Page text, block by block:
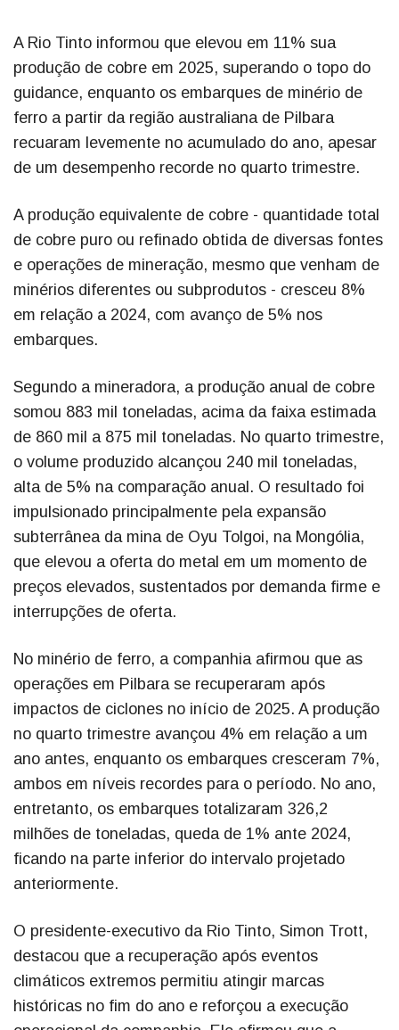
A Rio Tinto informou que elevou em 11% sua
produção de cobre em 2025, superando o topo do
guidance, enquanto os embarques de minério de
ferro a partir da região australiana de Pilbara
recuaram levemente no acumulado do ano, apesar
de um desempenho recorde no quarto trimestre.
A produção equivalente de cobre - quantidade total
de cobre puro ou refinado obtida de diversas fontes
e operações de mineração, mesmo que venham de
minérios diferentes ou subprodutos - cresceu 8%
em relação a 2024, com avanço de 5% nos
embarques.
Segundo a mineradora, a produção anual de cobre
somou 883 mil toneladas, acima da faixa estimada
de 860 mil a 875 mil toneladas. No quarto trimestre,
o volume produzido alcançou 240 mil toneladas,
alta de 5% na comparação anual. O resultado foi
impulsionado principalmente pela expansão
subterrânea da mina de Oyu Tolgoi, na Mongólia,
que elevou a oferta do metal em um momento de
preços elevados, sustentados por demanda firme e
interrupções de oferta.
No minério de ferro, a companhia afirmou que as
operações em Pilbara se recuperaram após
impactos de ciclones no início de 2025. A produção
no quarto trimestre avançou 4% em relação a um
ano antes, enquanto os embarques cresceram 7%,
ambos em níveis recordes para o período. No ano,
entretanto, os embarques totalizaram 326,2
milhões de toneladas, queda de 1% ante 2024,
ficando na parte inferior do intervalo projetado
anteriormente.
O presidente-executivo da Rio Tinto, Simon Trott,
destacou que a recuperação após eventos
climáticos extremos permitiu atingir marcas
históricas no fim do ano e reforçou a execução